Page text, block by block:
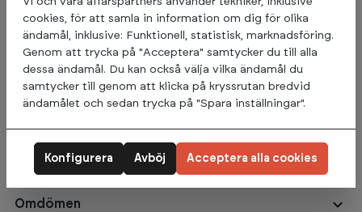
Viktskivorna finns i 7 olika vikter, vilket ger ett brett utbud för
träning av olika muskelgrupper. För extra hållbarhet har
vikterna en inre ring av stål och för enkel förflyttning har
viktskivorna handtag på alla vikter från 5kg och uppåt.
Med dessa viktskivor kan du träna effektivt och bekvämt
hantering av vikterna.
Omdömen
cookies, för att samla in information om dig för olika
ändamål, inklusive: Funktionell, statistisk, marknadsföring.
Genom att trycka på "Acceptera" samtycker du till alla
dessa ändamål. Du kan också välja vilka ändamål du
samtycker till genom att klicka på kryssrutan bredvid
ändamålet och sedan trycka på "Spara inställningar".
Avböj
Konfigurera Acceptera alla cookies